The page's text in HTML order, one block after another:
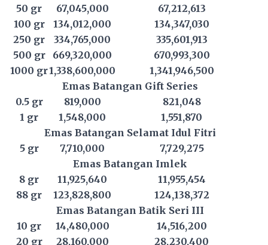
50 gr
67,045,000
67,212,613
100 gr
134,012,000
134,347,030
250 gr
334,765,000
335,601,913
500 gr
669,320,000
670,993,300
1000 gr1,338,600,000
1,341,946,500
Emas Batangan Gift Series
0.5 gr
819,000
821,048
1 gr
1,548,000
1,551,870
Emas Batangan Selamat Idul Fitri
5 gr
7,710,000
7,729,275
Emas Batangan Imlek
8 gr
11,925,640
11,955,454
88 gr
123,828,800
124,138,372
Emas Batangan Batik Seri III
10 gr
14,480,000
14,516,200
20 gr
28,160,000 28,230,400